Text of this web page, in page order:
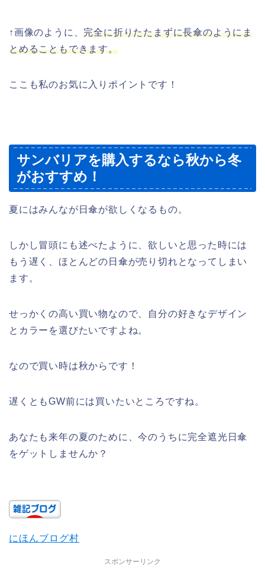
↑画像のように、完全に折りたたまずに長傘のようにま
とめることもできます。
ここも私のお気に入りポイントです！
サンバリアを購入するなら秋から冬
がおすすめ！
夏にはみんなが日傘が欲しくなるもの。
しかし冒頭にも述べたように、欲しいと思った時には
もう遅く、ほとんどの日傘が売り切れとなってしまい
ます。
せっかくの高い買い物なので、自分の好きなデザイン
とカラーを選びたいですよね。
なので買い時は秋からです！
遅くともGW前には買いたいところですね。
あなたも来年の夏のために、今のうちに完全遮光日傘
をゲットしませんか？
にほんブログ村
スポンサーリンク